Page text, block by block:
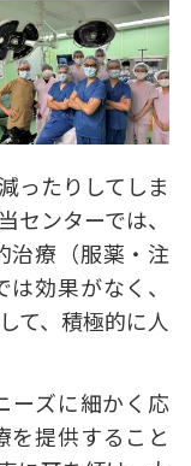
ったりしてしま
センターでは、
治療（服薬・注
効果がなく、
て、積極的に人
ーズに細かく応
を提供すること